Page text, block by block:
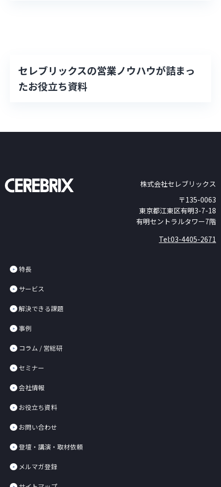
セレブリックスの営業ノウハウが詰まっ
たお役立ち資料
株式会社セレブリックス
〒135-0063
東京都江東区有明3-7-18
有明セントラルタワー7階
Tel:03-4405-2671
特長
サービス
解決できる課題
事例
コラム / 営総研
セミナー
会社情報
お役立ち資料
お問い合わせ
登壇・講演・取材依頼
メルマガ登録